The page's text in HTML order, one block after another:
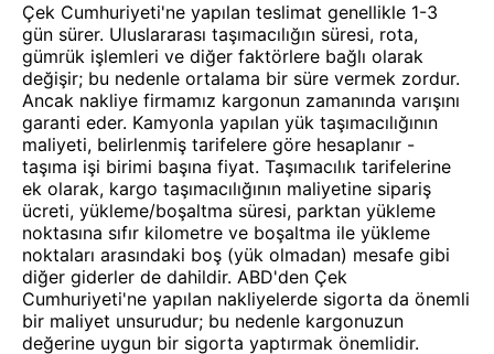
Çek Cumhuriyeti'ne yapılan teslimat genellikle 1-3
gün sürer. Uluslararası taşımacılığın süresi, rota,
gümrük işlemleri ve diğer faktörlere bağlı olarak
değişir; bu nedenle ortalama bir süre vermek zordur.
Ancak nakliye firmamız kargonun zamanında varışını
garanti eder. Kamyonla yapılan yük taşımacılığının
maliyeti, belirlenmiş tarifelere göre hesaplanır -
taşıma işi birimi başına fiyat. Taşımacılık tarifelerine
ek olarak, kargo taşımacılığının maliyetine sipariş
ücreti, yükleme/boşaltma süresi, parktan yükleme
noktasına sıfır kilometre ve boşaltma ile yükleme
noktaları arasındaki boş (yük olmadan) mesafe gibi
diğer giderler de dahildir. ABD'den Çek
Cumhuriyeti'ne yapılan nakliyelerde sigorta da önemli
bir maliyet unsurudur; bu nedenle kargonuzun
değerine uygun bir sigorta yaptırmak önemlidir.